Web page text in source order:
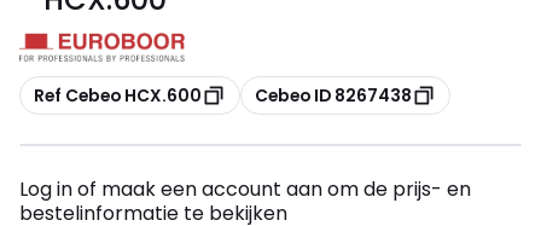
Kopiëren
Ref Cebeo HCX.600 Kopiëren
Cebeo ID 8267438
Log in of maak een account aan om de prijs- en
bestelinformatie te bekijken